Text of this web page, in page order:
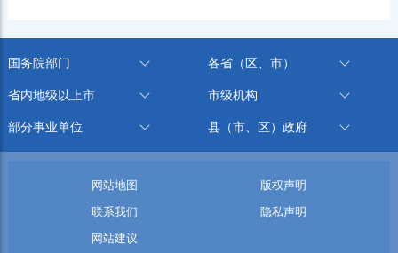
国务院部门 各省（区、市）
省内地级以上市 市级机构
部分事业单位 县（市、区）政府
网站地图
版权声明
联系我们
隐私声明
网站建议